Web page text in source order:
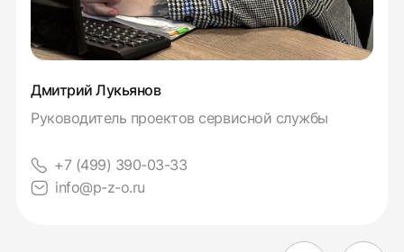
Дмитрий Лукьянов
Руководитель проектов сервисной службы
+7 (499) 390-03-33
info@p-z-o.ru